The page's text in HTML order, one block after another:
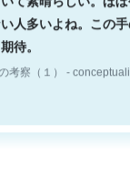
人多いよね。この
待。
考察（１） -